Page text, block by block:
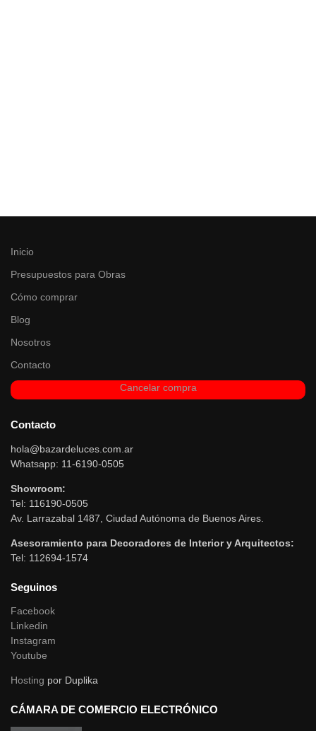
Inicio
Presupuestos para Obras
Cómo comprar
Blog
Nosotros
Contacto
Cancelar compra
Contacto
hola@bazardeluces.com.ar
Whatsapp: 11-6190-0505
Showroom:
Tel: 116190-0505
Av. Larrazabal 1487, Ciudad Autónoma de Buenos Aires.
Asesoramiento para Decoradores de Interior y Arquitectos:
Tel: 112694-1574
Seguinos
Facebook
Linkedin
Instagram
Youtube
Hosting por Duplika
CÁMARA DE COMERCIO ELECTRÓNICO